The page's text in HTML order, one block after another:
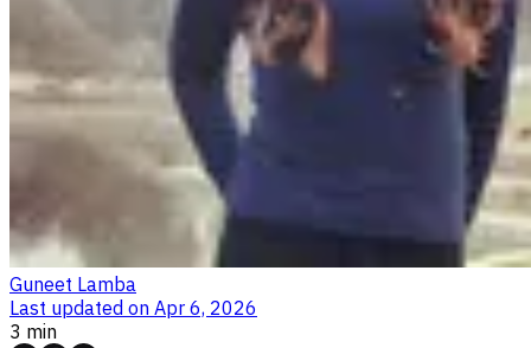
Guneet Lamba
Last updated on Apr 6, 2026
3 min